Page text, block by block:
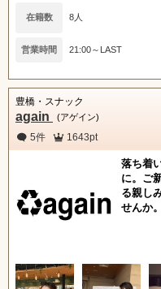
在籍数 8人
営業時間 21:00～LAST
豊橋・スナック
again (アゲイン)
5件 1643pt
落ち着
に。ご
る親し
せんか。